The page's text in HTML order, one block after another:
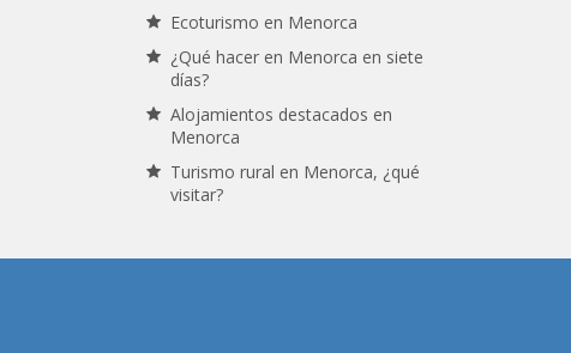
Ecoturismo en Menorca
¿Qué hacer en Menorca en siete
días?
Alojamientos destacados en
Menorca
Turismo rural en Menorca, ¿qué
visitar?